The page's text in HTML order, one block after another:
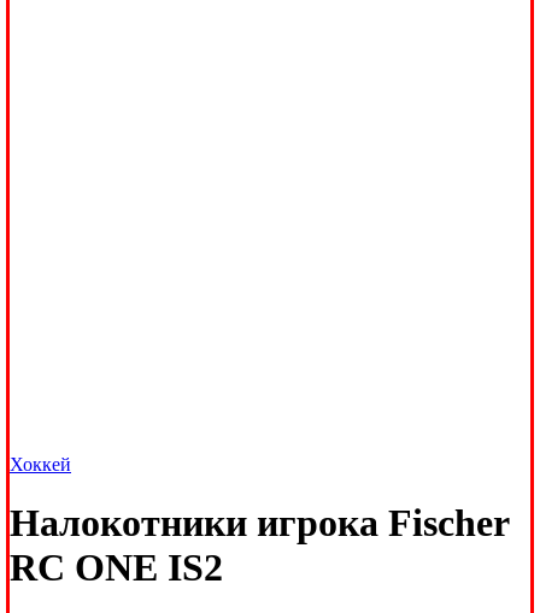
Хоккей
Налокотники игрока Fischer
RC ONE IS2